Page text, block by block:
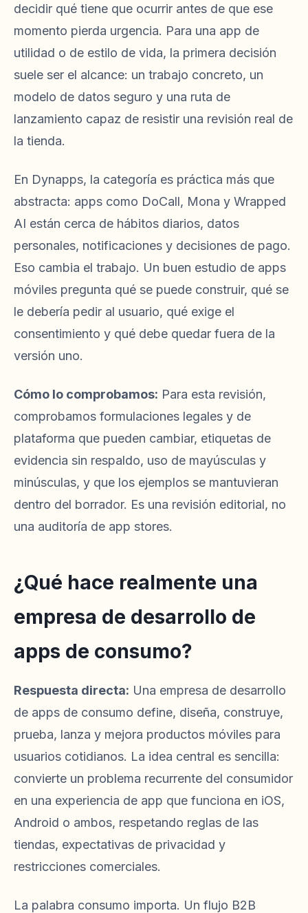
decidir qué tiene que ocurrir antes de que ese
momento pierda urgencia. Para una app de
utilidad o de estilo de vida, la primera decisión
suele ser el alcance: un trabajo concreto, un
modelo de datos seguro y una ruta de
lanzamiento capaz de resistir una revisión real de
la tienda.
En Dynapps, la categoría es práctica más que
abstracta: apps como DoCall, Mona y Wrapped
AI están cerca de hábitos diarios, datos
personales, notificaciones y decisiones de pago.
Eso cambia el trabajo. Un buen estudio de apps
móviles pregunta qué se puede construir, qué se
le debería pedir al usuario, qué exige el
consentimiento y qué debe quedar fuera de la
versión uno.
Cómo lo comprobamos: Para esta revisión,
comprobamos formulaciones legales y de
plataforma que pueden cambiar, etiquetas de
evidencia sin respaldo, uso de mayúsculas y
minúsculas, y que los ejemplos se mantuvieran
dentro del borrador. Es una revisión editorial, no
una auditoría de app stores.
¿Qué hace realmente una
empresa de desarrollo de
apps de consumo?
Respuesta directa: Una empresa de desarrollo
de apps de consumo define, diseña, construye,
prueba, lanza y mejora productos móviles para
usuarios cotidianos. La idea central es sencilla:
convierte un problema recurrente del consumidor
en una experiencia de app que funciona en iOS,
Android o ambos, respetando reglas de las
tiendas, expectativas de privacidad y
restricciones comerciales.
La palabra consumo importa. Un flujo B2B